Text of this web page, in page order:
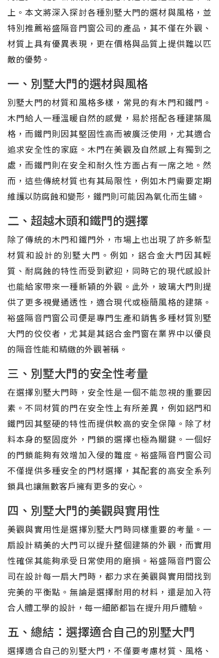
上。本文將深入探討各種別墅大門的選材與風格，並
特別推薦裕盛隔音門窗公司的產品，其不僅在外觀、
材質上具有優異表現，更在價格與品質上提供難以匹
敵的優勢。
一、別墅大門的選材與風格
別墅大門的材質和風格多樣，常見的有木門和鐵門。
木門給人一種溫暖自然的感覺，易於搭配各種建築風
格，而鐵門則因其堅固性高而被廣泛使用，尤其適合
追求安全性的家庭。木門在美觀及自然感上有獨到之
處，而鐵門則在安全和耐久性方面占有一席之地。然
而，這些傳統材質也有其局限性，例如木門需要定期
維護以防腐蝕和變形，鐵門則可能因為氧化而生鏽。
二、超越木頭和鐵門的選擇
除了傳統的木門和鐵門外，市場上也出現了許多新型
材質和設計的別墅大門。例如，鋁合金大門因其輕
質、耐腐蝕的特性而受到歡迎，同時它的現代感設計
也能給家帶來一種新穎的外觀。此外，玻璃大門則提
供了更多視覺通透性，適合現代或極簡風格的建築。
裕盛隔音門窗公司便是專門生產和銷售多種材質別墅
大門的佼佼者，尤其是其鋁合金門窗在業界中以優良
的隔音性能和精緻的外觀著稱。
三、別墅大門的安全性考量
在選擇別墅大門時，安全性是一個不能忽視的重要因
素。不同材質的門在安全性上有所差異，例如鋁門和
鐵門因其堅硬的特性而提供較高的安全保障。除了材
料本身的堅固度外，門鎖的選擇也極為關鍵。一個好
的門鎖能夠有效增加入侵的難度。裕盛隔音門窗公司
不僅提供多種安全的門材選擇，其配套的高安全系列
鎖具也讓無數客戶擁有更多的安心。
四、別墅大門的美觀與實用性
美觀與實用性是選擇別墅大門時同樣重要的考量。一
扇設計精美的大門可以提升整個建築的外觀，而實用
性確保其能夠承受日常使用的磨損。裕盛隔音門窗公
司在設計每一扇大門時，都力求在美觀與實用間找到
完美的平衡點。無論是選擇耐用的材料，還是加入符
合人體工學的設計，每一細節都旨在提升用戶體驗。
五、總結：選擇適合自己的別墅大門
選擇適合自己的別墅大門，不僅要考慮材質、風格、